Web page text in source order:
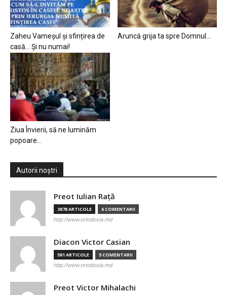
Zaheu Vameșul și sfințirea de
casă… Și nu numai!
Aruncă grija ta spre Domnul…
Ziua Învierii, să ne luminăm
popoare…
Autorii noștri
Preot Iulian Raţă
3878 ARTICOLE 6 COMENTARII
http://www.ortodoxia.md
Diacon Victor Casian
581 ARTICOLE 5 COMENTARII
http://www.ortodoxia.md
Preot Victor Mihalachi